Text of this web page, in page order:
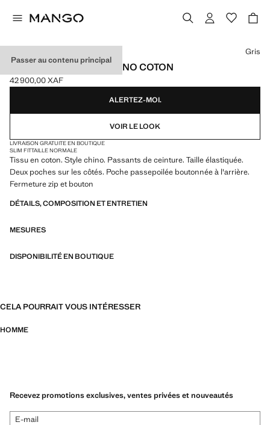
Passer au contenu principal
BERMUDA SLIM-FIT CHINO COTON
Prix actuel [42 900,00 XAF ]
42 900,00 XAF
Choisissez une couleur
Gris
ALERTEZ-MOI.
VOIR LE LOOK
LIVRAISON GRATUITE EN BOUTIQUE
SLIM FITTAILLE NORMALE
Tissu en coton. Style chino. Passants de ceinture. Taille élastiquée.
Deux poches sur les côtés. Poche passepoilée boutonnée à l'arrière.
Fermeture zip et bouton
DÉTAILS, COMPOSITION ET ENTRETIEN
MESURES
DISPONIBILITÉ EN BOUTIQUE
CELA POURRAIT VOUS INTÉRESSER
HOMME
Recevez promotions exclusives, ventes privées et nouveautés
E-mail